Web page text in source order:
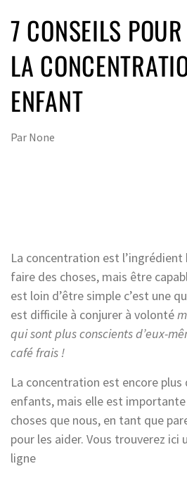
7 CONSEILS
LA
ENFANT
Par None
La concentration est
faire des choses, mais être
est loin d’être simple c’est une
est difficile à conjurer à volonté
qui sont plus conscients d’eux-
café frais !
La concentration est encore plus
enfants, mais elle est
choses que nous, en tant que
pour les aider. Vous trouverez ici
ligne